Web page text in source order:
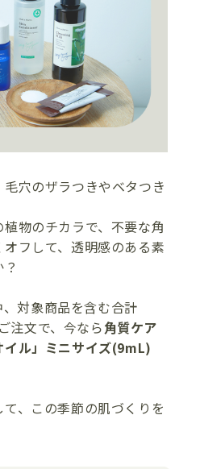
穴のザラつきやベタつき
物のチカラで、不要な角
フして、透明感のある素
対象商品を含む合計
注文で、今なら角質ケア
ル」ミニサイズ(9mL)
、この季節の肌づくりを